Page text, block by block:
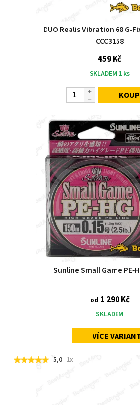
DUO Realis Vibration 68
CCC3158
459 Kč
SKLADEM 1 ks
Sunline Small Game
od 1 290 Kč
SKLADEM
VÍCE VARIANT
5,0 1x